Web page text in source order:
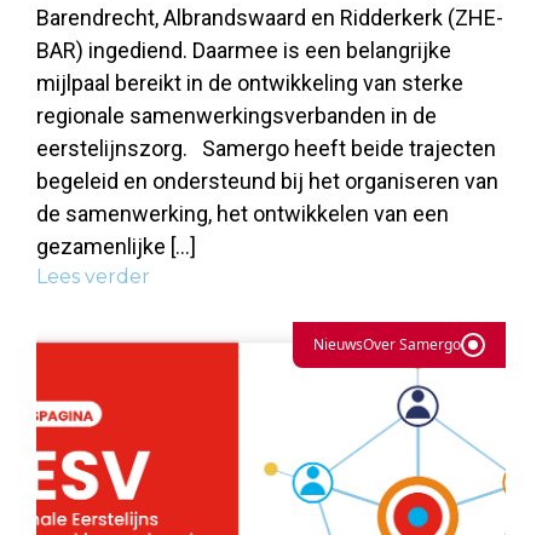
Barendrecht, Albrandswaard en Ridderkerk (ZHE-
BAR) ingediend. Daarmee is een belangrijke
mijlpaal bereikt in de ontwikkeling van sterke
regionale samenwerkingsverbanden in de
eerstelijnszorg. Samergo heeft beide trajecten
begeleid en ondersteund bij het organiseren van
de samenwerking, het ontwikkelen van een
gezamenlijke […]
Lees verder
NieuwsOver Samergo